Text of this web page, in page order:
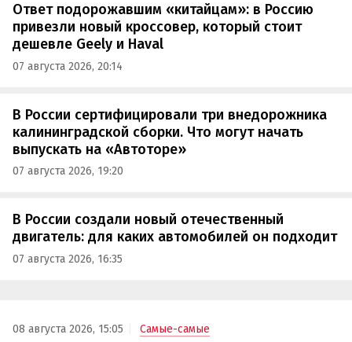
Ответ подорожавшим «китайцам»: в Россию
привезли новый кроссовер, который стоит
дешевле Geely и Haval
07 августа 2026, 20:14
В России сертифицировали три внедорожника
калининградской сборки. Что могут начать
выпускать на «Автоторе»
07 августа 2026, 19:20
В России создали новый отечественный
двигатель: для каких автомобилей он подходит
07 августа 2026, 16:35
08 августа 2026, 15:05 Самые-самые